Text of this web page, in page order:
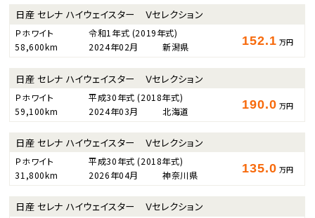
日産 セレナ ハイウェイスター Ｖセレクション
Ｐホワイト 令和1年式 (2019年式)
58,600km
2024年02月 新潟県 152.1 万円
日産 セレナ ハイウェイスター Ｖセレクション
Ｐホワイト 平成30年式(2018年式)
59,100km
2024年03月 北海道 190.0 万円
日産 セレナ ハイウェイスター Ｖセレクション
Ｐホワイト 平成30年式(2018年式)
31,800km
2026年04月 神奈川県 135.0 万円
日産 セレナ ハイウェイスター Ｖセレクション